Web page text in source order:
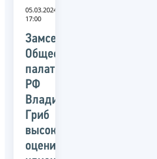
05.03.2024
17:00
Замсекретаря
Общественной
палаты
РФ
Владислав
Гриб
высоко
оценил